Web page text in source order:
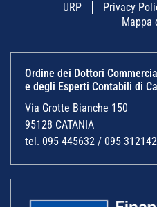
URP
Privacy
Mappa
Ordine dei Dottori
e degli Esperti Contabili di
Via Grotte Bianche 150
95128 CATANIA
tel. 095 445632 / 095 312142